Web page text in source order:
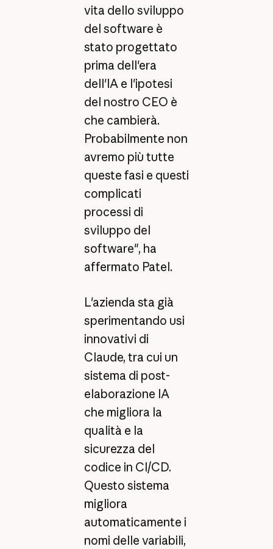
vita dello sviluppo
del software è
stato progettato
prima dell'era
dell'IA e l'ipotesi
del nostro CEO è
che cambierà.
Probabilmente non
avremo più tutte
queste fasi e questi
complicati
processi di
sviluppo del
software", ha
affermato Patel.
L'azienda sta già
sperimentando usi
innovativi di
Claude, tra cui un
sistema di post-
elaborazione IA
che migliora la
qualità e la
sicurezza del
codice in CI/CD.
Questo sistema
migliora
automaticamente i
nomi delle variabili,